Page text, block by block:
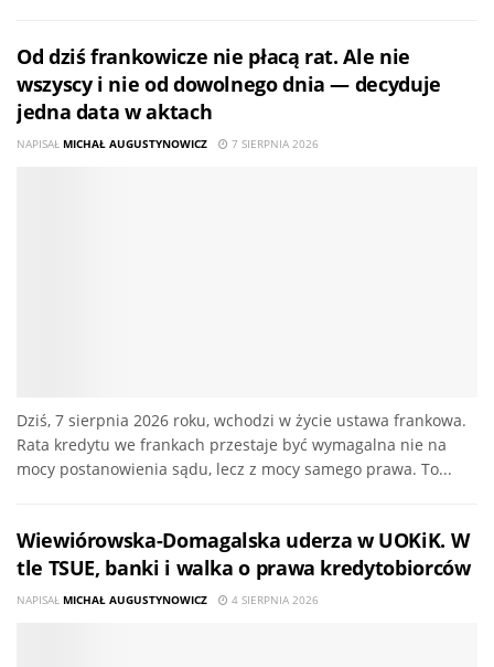
Od dziś frankowicze nie płacą rat. Ale nie
wszyscy i nie od dowolnego dnia — decyduje
jedna data w aktach
NAPISAŁ MICHAŁ AUGUSTYNOWICZ 7 SIERPNIA 2026
Dziś, 7 sierpnia 2026 roku, wchodzi w życie ustawa frankowa.
Rata kredytu we frankach przestaje być wymagalna nie na
mocy postanowienia sądu, lecz z mocy samego prawa. To...
Wiewiórowska-Domagalska uderza w UOKiK. W
tle TSUE, banki i walka o prawa kredytobiorców
NAPISAŁ MICHAŁ AUGUSTYNOWICZ 4 SIERPNIA 2026